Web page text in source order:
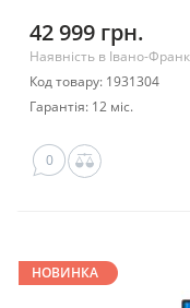
42 999 грн.
Наявність в Івано-
Код товару: 1931304
Гарантія: 12 міс.
0
НОВИНКА